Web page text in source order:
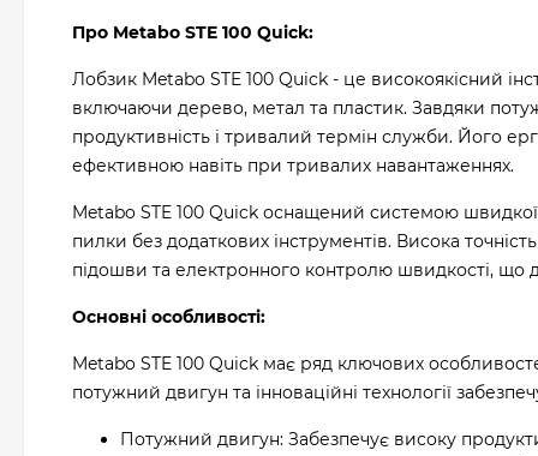
Про Metabo STE 100 Quick:
Лобзик Metabo STE 100 Quick - це високоякісний
включаючи дерево, метал та пластик. Завдяки
продуктивність і тривалий термін служби. Його
ефективною навіть при тривалих навантаженнях.
Metabo STE 100 Quick оснащений системою
пилки без додаткових інструментів. Висока
підошви та електронного контролю швидкості, що
Основні особливості:
Metabo STE 100 Quick має ряд ключових
потужний двигун та інноваційні технології
Потужний двигун: Забезпечує високу